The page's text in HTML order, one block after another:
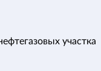
участка